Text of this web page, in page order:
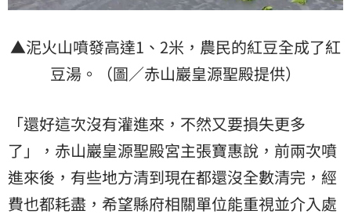
▲泥火山噴發高達1、2米，農民的紅豆全成了紅
豆湯。（圖／赤山巖皇源聖殿提供）
「還好這次沒有灌進來，不然又要損失更多
了」，赤山巖皇源聖殿宮主張寶惠說，前兩次噴
進來後，有些地方清到現在都還沒全數清完，經
費也都耗盡，希望縣府相關單位能重視並介入處